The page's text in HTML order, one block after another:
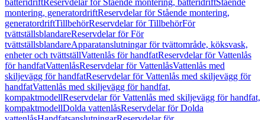
batteridriftReservdelar för Stående montering, batteridriftStående
montering, generatordriftReservdelar för Stående montering,
generatordriftTillbehörReservdelar för TillbehörFör
tvättställsblandareReservdelar för För
tvättställsblandareApparatanslutningar för tvättområde, köksvask,
enheter och tvättställVattenlås för handfatReservdelar för Vattenlås
för handfatVattenlåsReservdelar för VattenlåsVattenlås med
skiljevägg för handfatReservdelar för Vattenlås med skiljevägg för
handfatVattenlås med skiljevägg för handfat,
kompaktmodellReservdelar för Vattenlås med skiljevägg för handfat,
kompaktmodellDolda vattenlåsReservdelar för Dolda